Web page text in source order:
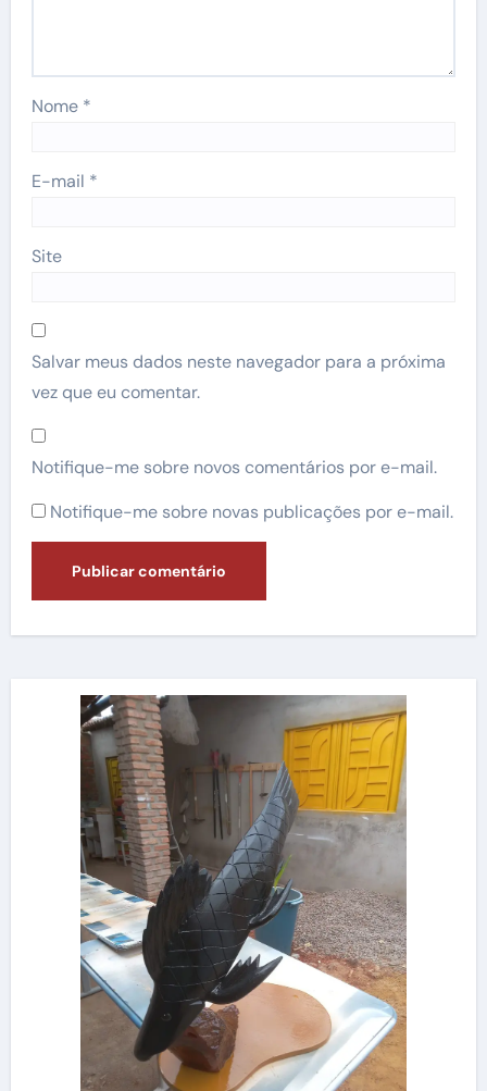
Nome *
E-mail *
Site
Salvar meus dados neste navegador para a próxima
vez que eu comentar.
Notifique-me sobre novos comentários por e-mail.
Notifique-me sobre novas publicações por e-mail.